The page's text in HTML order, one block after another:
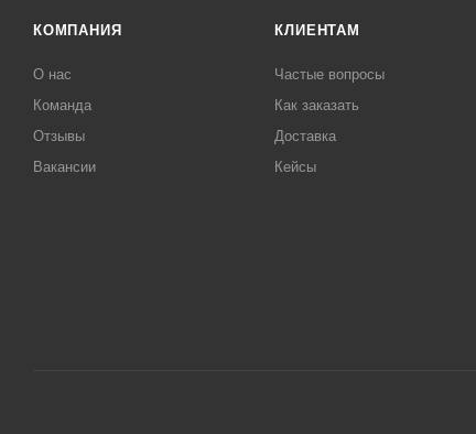
КОМПАНИЯ
О нас
Команда
Отзывы
Вакансии
КЛИЕНТАМ
Частые вопросы
Как заказать
Доставка
Кейсы